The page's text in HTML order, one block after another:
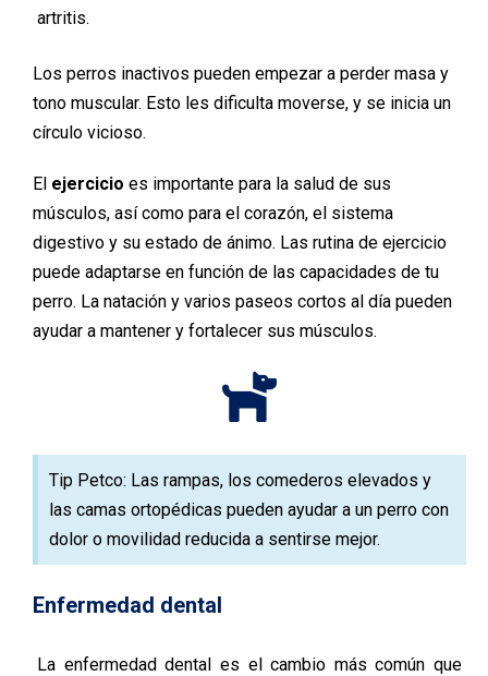
artritis.
Los perros inactivos pueden empezar a perder masa y
tono muscular. Esto les dificulta moverse, y se inicia un
círculo vicioso.
El ejercicio es importante para la salud de sus
músculos, así como para el corazón, el sistema
digestivo y su estado de ánimo. Las rutina de ejercicio
puede adaptarse en función de las capacidades de tu
perro. La natación y varios paseos cortos al día pueden
ayudar a mantener y fortalecer sus músculos.
Tip Petco: Las rampas, los comederos elevados y
las camas ortopédicas pueden ayudar a un perro con
dolor o movilidad reducida a sentirse mejor.
Enfermedad dental
La enfermedad dental es el cambio más común que